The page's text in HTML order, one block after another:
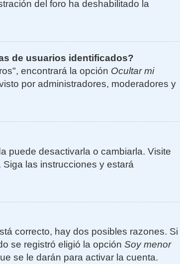
del foro ha deshabilitado la
de usuarios identificados?
encontrará la opción Ocultar mi
por administradores, moderadores y
puede desactivarla o cambiarla. Visite
Siga las instrucciones y estará
correcto, hay dos posibles razones. Si
se registró eligió la opción Soy menor
se le darán para activar la cuenta.